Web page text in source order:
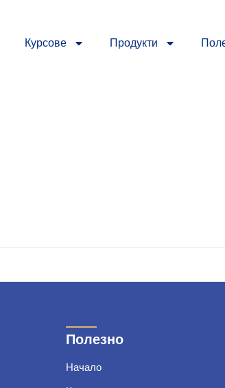
Курсове Продукти
Полезно
Начало